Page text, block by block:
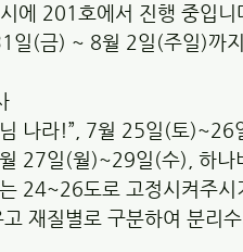
에 201호에서 진행 중입니
(금) ~ 8월 2일(주일)까지
님 나라!”, 7월 25일(토
27일(월)~29일(수), 하나
24~26도로 고정시켜주시
재질별로 구분하여 분리